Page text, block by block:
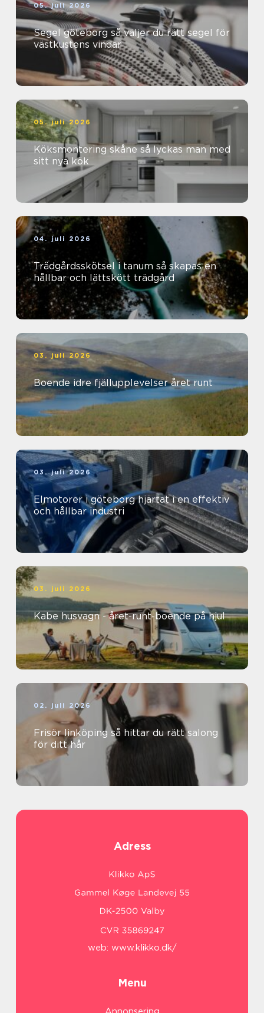
05. juli 2026
Segel göteborg så väljer du rätt segel för
västkustens vindar
05. juli 2026
Köksmontering skåne så lyckas man med
sitt nya kök
04. juli 2026
Trädgårdsskötsel i tanum så skapas en
hållbar och lättskött trädgård
03. juli 2026
Boende idre fjällupplevelser året runt
03. juli 2026
Elmotorer i göteborg hjärtat i en effektiv
och hållbar industri
03. juli 2026
Kabe husvagn - året-runt-boende på hjul
02. juli 2026
Frisör linköping så hittar du rätt salong
för ditt hår
Adress
web: www.klikko.dk/
Menu